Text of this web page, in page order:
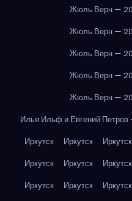
Жюль Верн — 20
Жюль Верн — 20
Жюль Верн — 20
Жюль Верн — 20
Жюль Верн — 20
Илья Ильф и Евгений Петров
Иркутск
Иркутск Иркутск
Иркутск
Иркутск Иркутск
Иркутск
Иркутск Иркутск